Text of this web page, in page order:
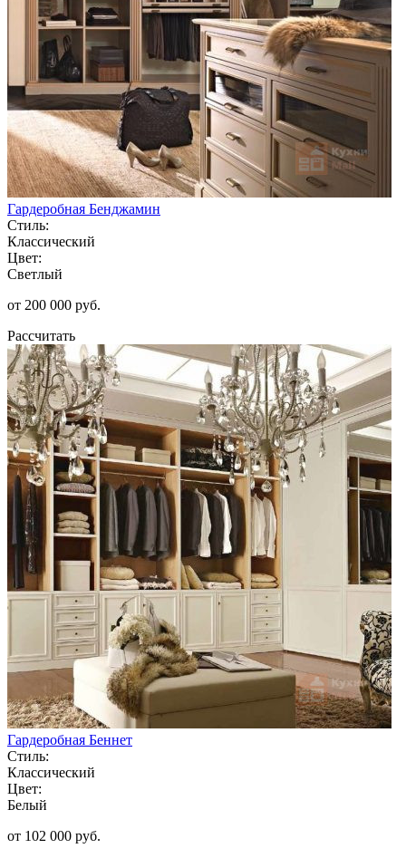
Гардеробная Бенджамин
Стиль:
Классический
Цвет:
Светлый
от 200 000 руб.
Рассчитать
Гардеробная Беннет
Стиль:
Классический
Цвет:
Белый
от 102 000 руб.